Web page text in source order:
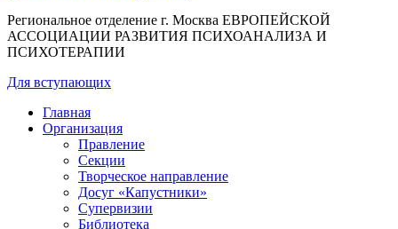
Региональное отделение г. Москва ЕВРОПЕЙСКОЙ
АССОЦИАЦИИ РАЗВИТИЯ ПСИХОАНАЛИЗА И
ПСИХОТЕРАПИИ
Для вступающих
Главная
Организация
Правление
Секции
Творческое направление
Досуг «Капустники»
Супервизии
Библиотека